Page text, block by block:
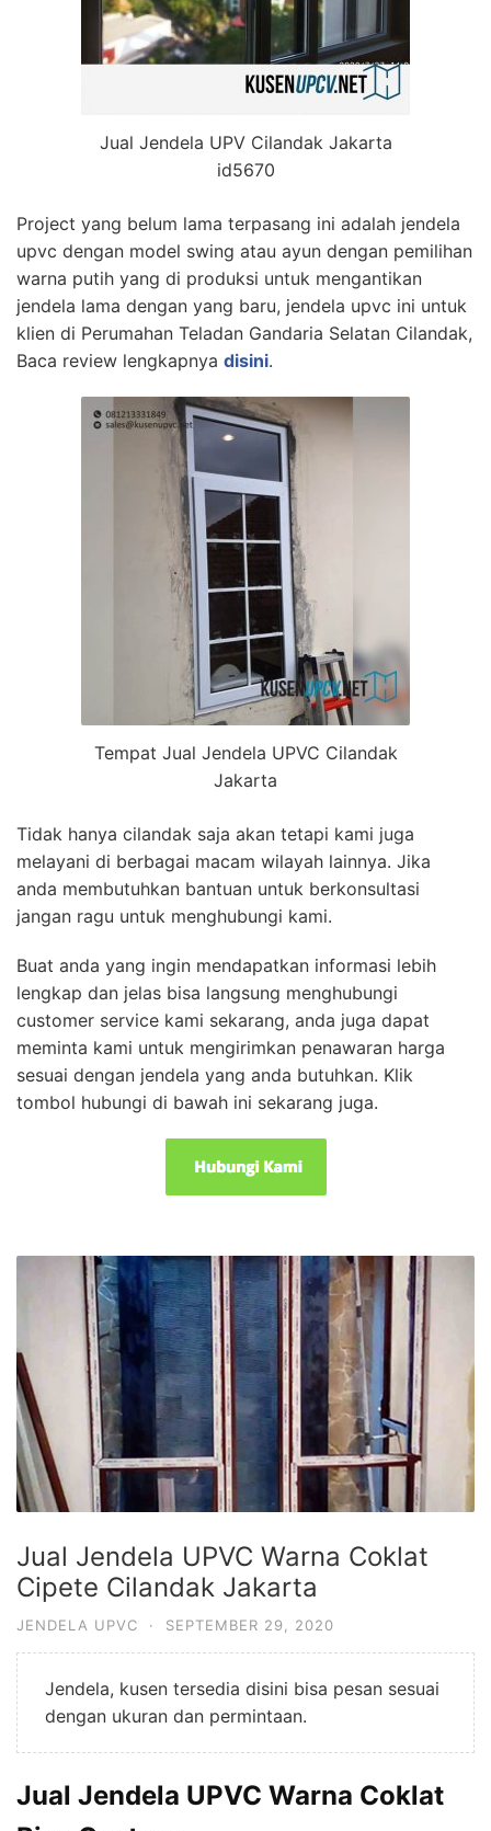
Jual Jendela UPV Cilandak Jakarta
id5670
Project yang belum lama terpasang ini adalah jendela
upvc dengan model swing atau ayun dengan pemilihan
warna putih yang di produksi untuk mengantikan
jendela lama dengan yang baru, jendela upvc ini untuk
klien di Perumahan Teladan Gandaria Selatan Cilandak,
Baca review lengkapnya disini.
Tempat Jual Jendela UPVC Cilandak
Jakarta
Tidak hanya cilandak saja akan tetapi kami juga
melayani di berbagai macam wilayah lainnya. Jika
anda membutuhkan bantuan untuk berkonsultasi
jangan ragu untuk menghubungi kami.
Buat anda yang ingin mendapatkan informasi lebih
lengkap dan jelas bisa langsung menghubungi
customer service kami sekarang, anda juga dapat
meminta kami untuk mengirimkan penawaran harga
sesuai dengan jendela yang anda butuhkan. Klik
tombol hubungi di bawah ini sekarang juga.
Jual Jendela UPVC Warna Coklat
Cipete Cilandak Jakarta
JENDELA UPVC · SEPTEMBER 29, 2020
Jendela, kusen tersedia disini bisa pesan sesuai
dengan ukuran dan permintaan.
Jual Jendela UPVC Warna Coklat